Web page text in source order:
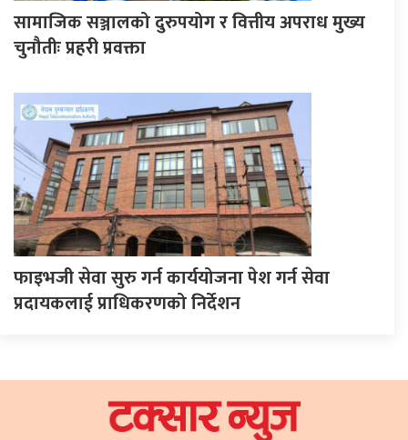
सामाजिक सञ्जालको दुरुपयोग र वित्तीय अपराध मुख्य
चुनौतीः प्रहरी प्रवक्ता
फाइभजी सेवा सुरु गर्न कार्ययोजना पेश गर्न सेवा
प्रदायकलाई प्राधिकरणको निर्देशन